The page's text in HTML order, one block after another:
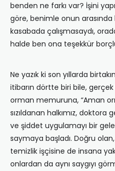
benden ne farkı var? İşini
göre, benimle onun
kasabada çalışmasaydı,
halde ben ona teşekkür
Ne yazık ki son yıllarda
itibarın dörtte biri bile,
orman memuruna, “Aman
sızıldanan halkımız,
ve şiddet uygulamayı bir
saymaya başladı. Doğru
temizlik işçisine de insana
onlardan da aynı saygıyı